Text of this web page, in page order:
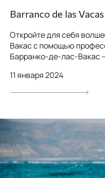
Barranco de las
Откройте для себя
Вакас с помощью
Барранко-де-лас-Вакас
11 января 2024